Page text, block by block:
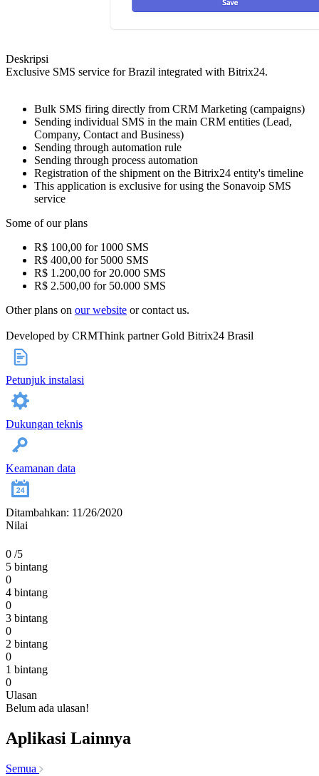
Deskripsi
Exclusive SMS service for Brazil integrated with Bitrix24.
Bulk SMS firing directly from CRM Marketing (campaigns)
Sending individual SMS in the main CRM entities (Lead,
Company, Contact and Business)
Sending through automation rule
Sending through process automation
Registration of the shipment on the Bitrix24 entity's timeline
This application is exclusive for using the Sonavoip SMS
service
Some of our plans
R$ 100,00 for 1000 SMS
R$ 400,00 for 5000 SMS
R$ 1.200,00 for 20.000 SMS
R$ 2.500,00 for 50.000 SMS
Other plans on our website or contact us.
Developed by CRMThink partner Gold Bitrix24 Brasil
Petunjuk instalasi
Dukungan teknis
Keamanan data
Ditambahkan: 11/26/2020
Nilai
0 /5
5 bintang
0
4 bintang
0
3 bintang
0
2 bintang
0
1 bintang
0
Ulasan
Belum ada ulasan!
Aplikasi Lainnya
Semua